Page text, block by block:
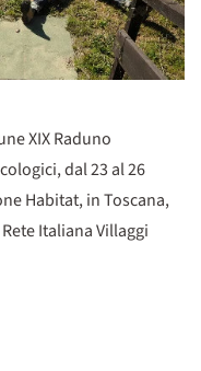
XIX Raduno
dal 23 al 26
Habitat, in Toscana,
Italiana Villaggi